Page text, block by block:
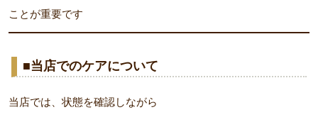
ことが重要です
■当店でのケアについて
当店では、状態を確認しながら